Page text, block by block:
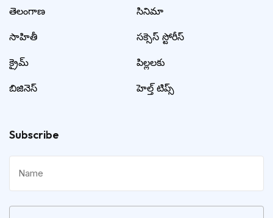
తెలంగాణ
సాహితీ
క్రైమ్
బిజినెస్
సినిమా
సక్సెస్ స్టోరీస్
పిల్లలకు
హెల్త్ టిప్స్
Subscribe